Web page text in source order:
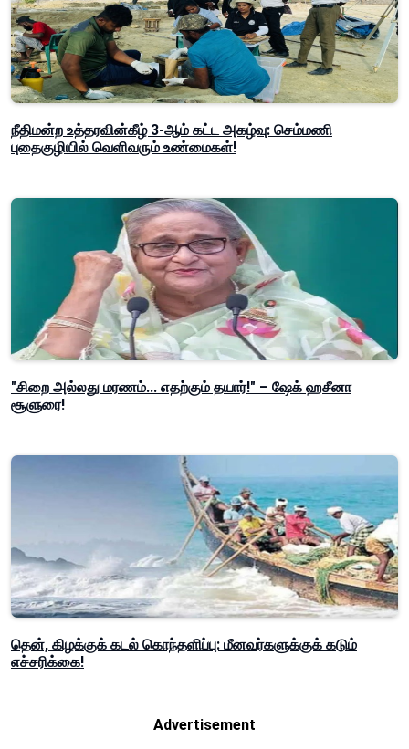
நீதிமன்ற உத்தரவின்கீழ் 3-ஆம் கட்ட அகழ்வு: செம்மணி
புதைகுழியில் வெளிவரும் உண்மைகள்!
"சிறை அல்லது மரணம்... எதற்கும் தயார்!" – ஷேக் ஹசீனா
சூளுரை!
தென், கிழக்குக் கடல் கொந்தளிப்பு: மீனவர்களுக்குக் கடும்
எச்சரிக்கை!
Advertisement